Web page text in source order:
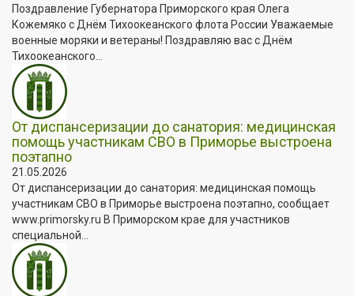
Поздравление Губернатора Приморского края Олега
Кожемяко с Днём Тихоокеанского флота России Уважаемые
военные моряки и ветераны! Поздравляю вас с Днём
Тихоокеанского...
От диспансеризации до санатория: медицинская
помощь участникам СВО в Приморье выстроена
поэтапно
21.05.2026
От диспансеризации до санатория: медицинская помощь
участникам СВО в Приморье выстроена поэтапно, сообщает
www.primorsky.ru В Приморском крае для участников
специальной...